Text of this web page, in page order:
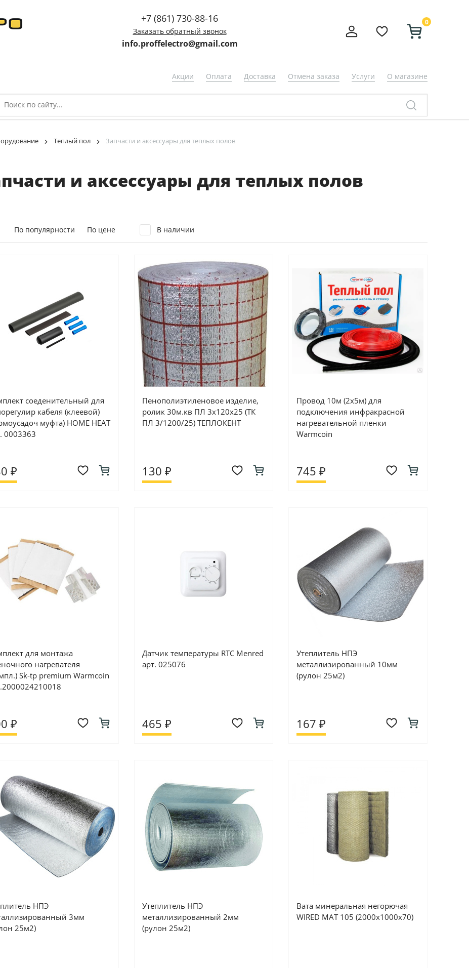
+7 (861) 730-88-16
Заказать обратный звонок
info.proffelectro@gmail.com
0
Акции Оплата Доставка Отмена заказа Услуги О магазине
Теплый пол Запчасти и аксессуары для теплых полов
и аксессуары для теплых полов
По популярности По цене В наличии
соеденительный для
кабеля (клеевой)
муфта) HOME HEAT
0003363
₽
Пенополиэтиленовое изделие,
ролик 30м.кв ПЛ 3х120х25 (ТК
ПЛ 3/1200/25) ТЕПЛОКЕНТ
130 ₽
Провод 10м (2х5м) для
подключения инфракрасной
нагревательной пленки
Warmcoin
745 ₽
для монтажа
нагревателя
Sk-tp premium Warmcoin
₽
Датчик температуры RTC Menred
арт. 025076
465 ₽
Утеплитель НПЭ
металлизированный 10мм
(рулон 25м2)
167 ₽
НПЭ
3мм
25м2)
Утеплитель НПЭ
металлизированный 2мм
(рулон 25м2)
Вата минеральная негорючая
WIRED MAT 105 (2000х1000х70)